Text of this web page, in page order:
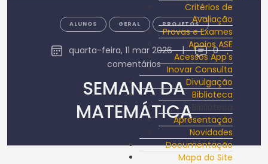
Critérios de
Avaliação
Provas e Exames
Apoios ASE
Acessos App's
Inovar Consulta
Divulgação
Biblioteca
Apresentação
Novidades
Documentação
Mapa do Site
ALUNOS GERAL PROJETOS
quarta-feira, 11 mar 2026 |
0
comentários
SEMANA DA
MATEMÁTICA